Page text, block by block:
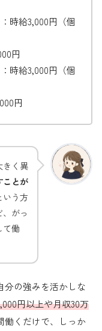
時給3,000円（個
円
時給3,000円（個
円
きく異
ことが
いう方
がっ
て働
分の強みを活かしな
円以上や月収30万
働くだけで、しっか